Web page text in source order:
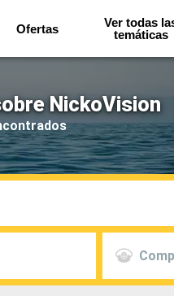
Ofertas
Ver todas
temáticas
NickoVision